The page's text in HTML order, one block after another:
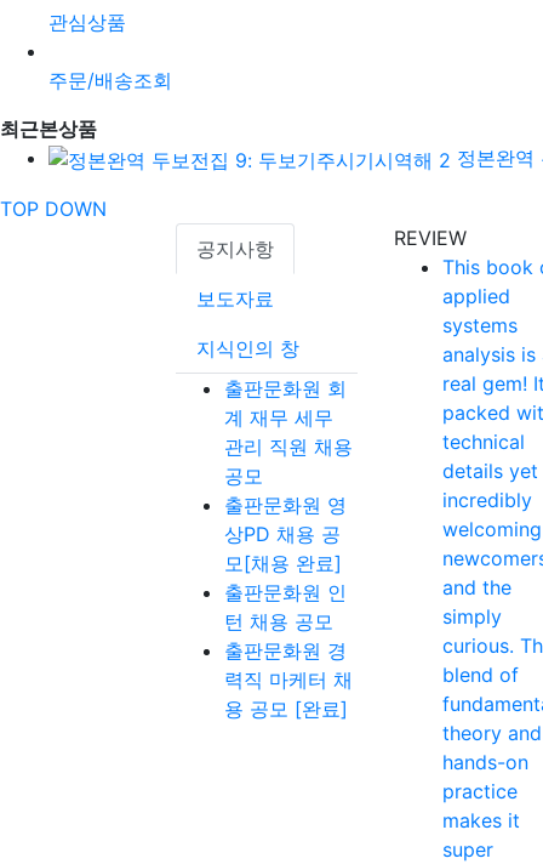
관심상품
주문/배송조회
최근본상품
정본완역
TOP DOWN
공지사항
보도자료
지식인의 창
출판문화원 회
계 재무 세무
관리 직원 채용
공모
출판문화원 영
상PD 채용 공
모[채용 완료]
출판문화원 인
턴 채용 공모
출판문화원 경
력직 마케터 채
용 공모 [완료]
REVIEW
This book
applied
systems
analysis is
real gem!
packed
technical
details yet
incredibly
and the
simply
curious.
blend of
theory and
hands-on
practice
makes it
super